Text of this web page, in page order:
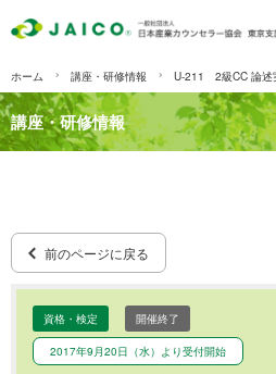
ホーム 講座・研修情報 U-211 2級CC 論述
講座・研修情報
前のページに戻る
資格・検定 開催終了
2017年9月20日（水）より受付開始